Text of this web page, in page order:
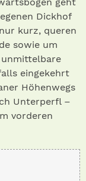
geht
Dickhof
kurz, queren
sowie um
unmittelbare
eingekehrt
Höhenwegs
Unterperfl –
vorderen